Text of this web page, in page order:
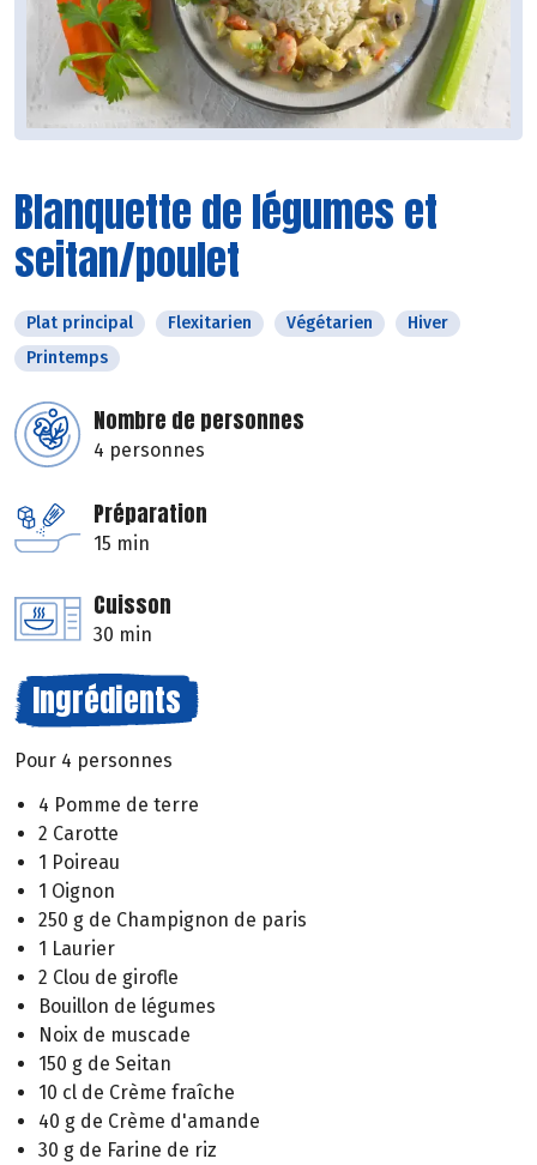
Blanquette de légumes et
seitan/poulet
Plat principal Flexitarien Végétarien
Hiver
Printemps
Nombre de personnes
4 personnes
Préparation
15 min
Cuisson
30 min
Ingrédients
Pour 4 personnes
4 Pomme de terre
2 Carotte
1 Poireau
1 Oignon
250 g de Champignon de paris
1 Laurier
2 Clou de girofle
Bouillon de légumes
Noix de muscade
150 g de Seitan
10 cl de Crème fraîche
40 g de Crème d'amande
30 g de Farine de riz